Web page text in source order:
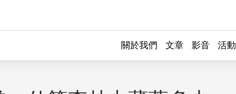
關於我們 文章 影音 活動